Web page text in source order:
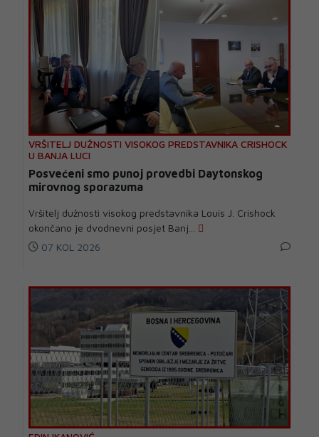
VRŠITELJ DUŽNOSTI VISOKOG PREDSTAVNIKA CRISHOCK
U BANJA LUCI
Posvećeni smo punoj provedbi Daytonskog
mirovnog sporazuma
Vršitelj dužnosti visokog predstavnika Louis J. Crishock
okončano je dvodnevni posjet Banj...
07 KOL 2026